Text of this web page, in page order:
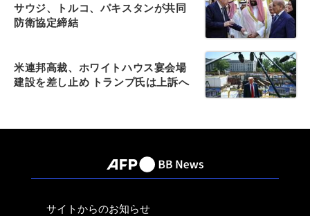
サウジ、トルコ、パキスタンが共同
防衛協定締結
米連邦高裁、ホワイトハウス宴会場
建設を差し止め トランプ氏は上訴へ
サイトからのお知らせ